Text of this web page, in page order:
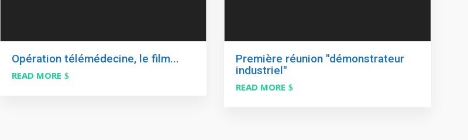
Opération télémédecine, le film...
READ MORE
Première réunion "démonstrateur
industriel"
READ MORE